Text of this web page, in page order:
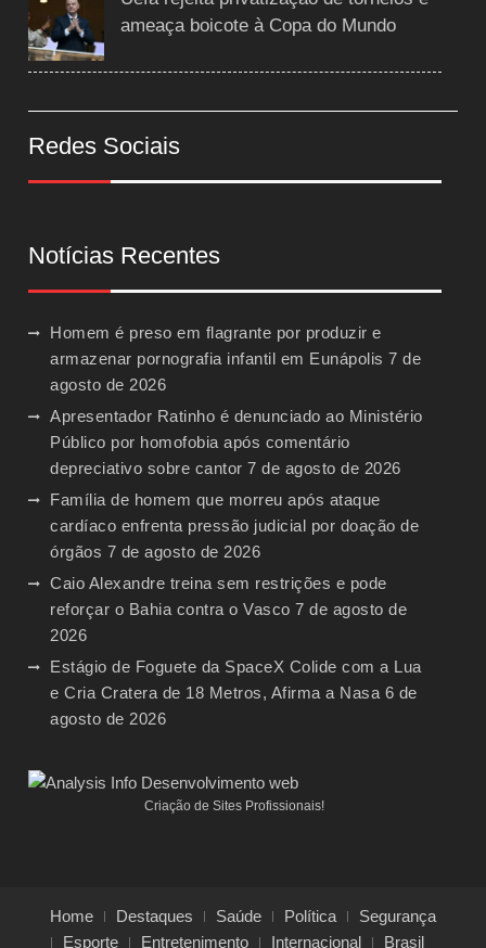
ameaça boicote à Copa do Mundo
Redes Sociais
Notícias Recentes
Homem é preso em flagrante por produzir e
armazenar pornografia infantil em Eunápolis 7 de
agosto de 2026
Apresentador Ratinho é denunciado ao Ministério
Público por homofobia após comentário
depreciativo sobre cantor 7 de agosto de 2026
Família de homem que morreu após ataque
cardíaco enfrenta pressão judicial por doação de
órgãos 7 de agosto de 2026
Caio Alexandre treina sem restrições e pode
reforçar o Bahia contra o Vasco 7 de agosto de
2026
Estágio de Foguete da SpaceX Colide com a Lua
e Cria Cratera de 18 Metros, Afirma a Nasa 6 de
agosto de 2026
Criação de Sites Profissionais!
Home Destaques Saúde Política
Segurança
Esporte
Entretenimento Internacional Brasil